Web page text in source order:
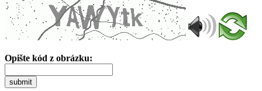
Opište kód z obrázku:
submit